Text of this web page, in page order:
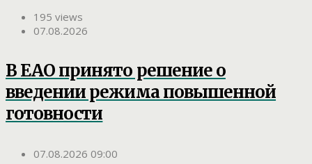
195 views
07.08.2026
В ЕАО принято решение о
введении режима повышенной
готовности
07.08.2026 09:00